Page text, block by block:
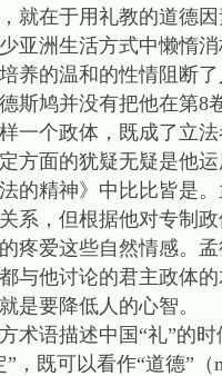
就在于用礼教的道德
亚洲生活方式中懒惰
养的温和的性情阻断
斯鸠并没有把他在第
一个政体，既成了立
方面的犹疑无疑是他
的精神》中比比皆是
系，但根据他对专制
疼爱这些自然情感。
与他讨论的君主政体
是要降低人的心智。
术语描述中国“礼”的
，既可以看作“道德”